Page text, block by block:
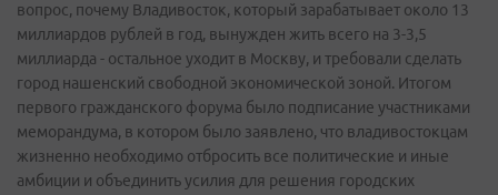
вопрос, почему Владивосток, который зарабатывает около 13
миллиардов рублей в год, вынужден жить всего на 3-3,5
миллиарда - остальное уходит в Москву, и требовали сделать
город нашенский свободной экономической зоной. Итогом
первого гражданского форума было подписание участниками
меморандума, в котором было заявлено, что владивостокцам
жизненно необходимо отбросить все политические и иные
амбиции и объединить усилия для решения городских